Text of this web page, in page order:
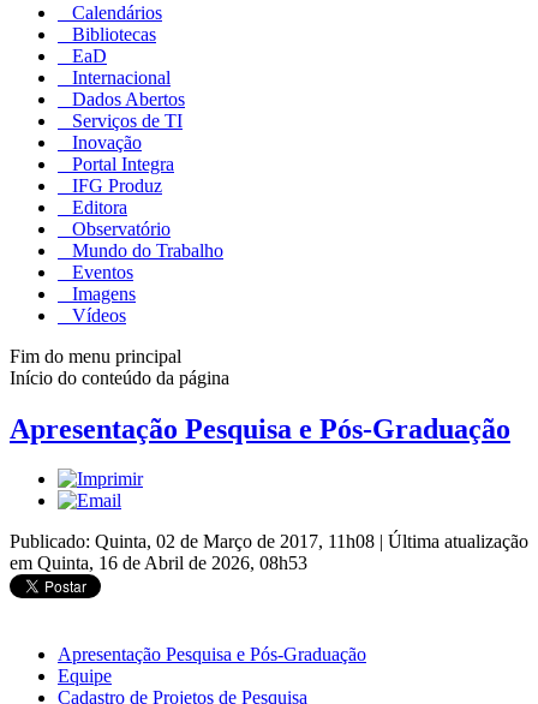
Calendários
Bibliotecas
EaD
Internacional
Dados Abertos
Serviços de TI
Inovação
Portal Integra
IFG Produz
Editora
Observatório
Mundo do Trabalho
Eventos
Imagens
Vídeos
Fim do menu principal
Início do conteúdo da página
Apresentação Pesquisa e Pós-Graduação
Publicado: Quinta, 02 de Março de 2017, 11h08 | Última atualização
em Quinta, 16 de Abril de 2026, 08h53
Apresentação Pesquisa e Pós-Graduação
Equipe
Cadastro de Projetos de Pesquisa